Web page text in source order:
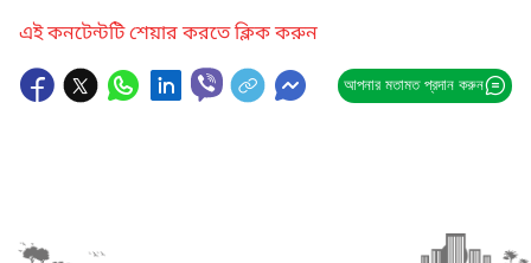
এই কনটেন্টটি শেয়ার করতে ক্লিক করুন
আপনার মতামত প্রদান করুন